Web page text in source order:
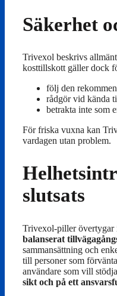
Säkerhet
Trivexol beskrivs
kosttillskott gäller dock
följ den
rådgör vid kända
betrakta inte som
För friska vuxna kan
vardagen utan problem.
slutsats
Trivexol-piller övertygar
balanserat
sammansättning och
till personer som
användare som vill
sikt och på ett